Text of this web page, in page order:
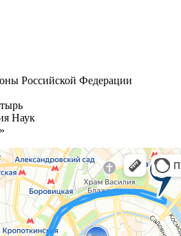
Российской Федерации
Наук